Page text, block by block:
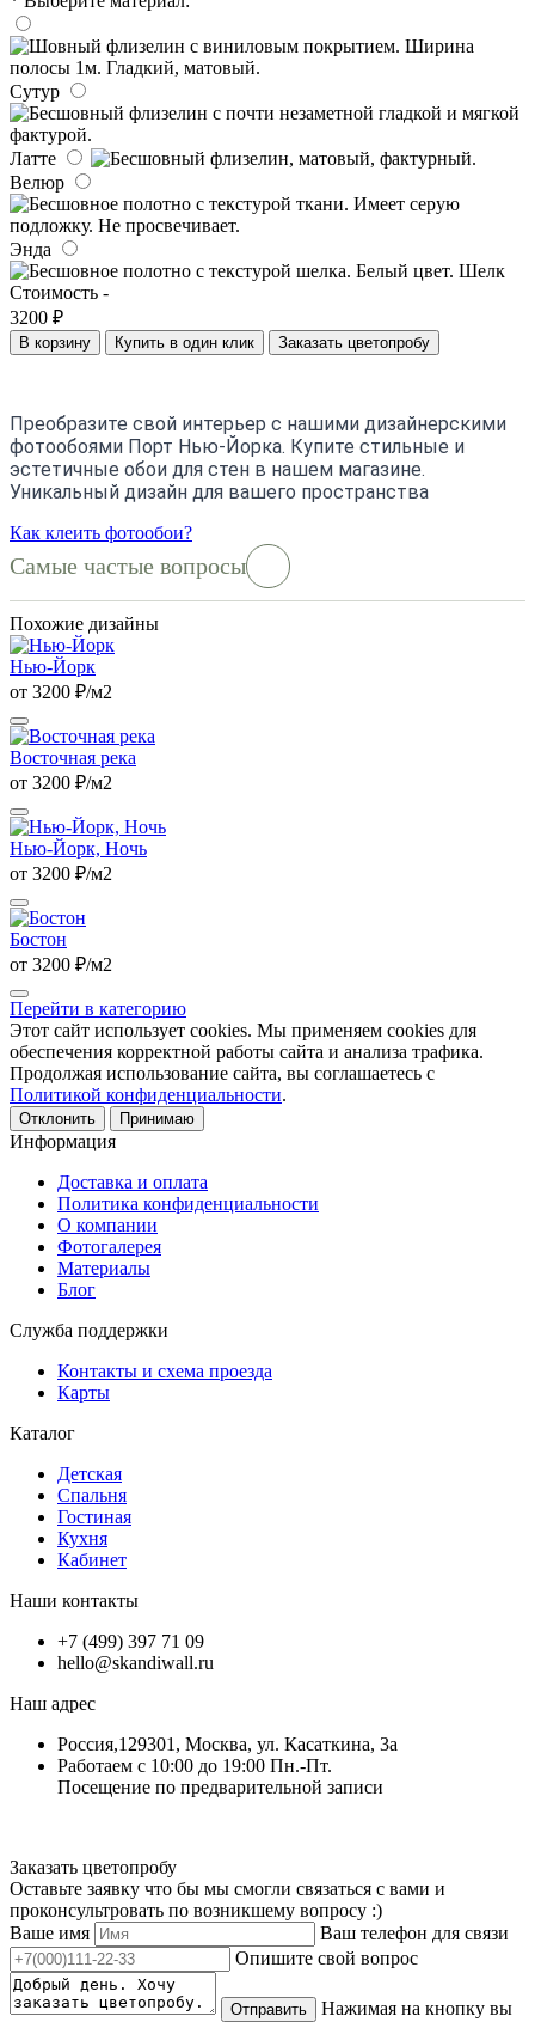
Сутур
Латте
Велюр
Энда
Шелк
Стоимость -
3200 ₽
В корзину Купить в один клик Заказать цветопробу
Преобразите свой интерьер с нашими дизайнерскими
фотообоями Порт Нью-Йорка. Купите стильные и
эстетичные обои для стен в нашем магазине.
Уникальный дизайн для вашего пространства
Как клеить фотообои?
Самые частые вопросы
Похожие дизайны
Нью-Йорк
от 3200 ₽/м2
Восточная река
от 3200 ₽/м2
Нью-Йорк, Ночь
от 3200 ₽/м2
Бостон
от 3200 ₽/м2
Перейти в категорию
Этот сайт использует cookies. Мы применяем cookies для
обеспечения корректной работы сайта и анализа трафика.
Продолжая использование сайта, вы соглашаетесь с
Политикой конфиденциальности.
Отклонить Принимаю
Информация
Доставка и оплата
Политика конфиденциальности
О компании
Фотогалерея
Материалы
Блог
Служба поддержки
Контакты и схема проезда
Карты
Каталог
Детская
Спальня
Гостиная
Кухня
Кабинет
Наши контакты
+7 (499) 397 71 09
hello@skandiwall.ru
Наш адрес
Россия,129301, Москва, ул. Касаткина, 3а
Работаем с 10:00 до 19:00 Пн.-Пт.
Посещение по предварительной записи
Заказать цветопробу
Оставьте заявку что бы мы смогли связаться с вами и
проконсультровать по возникшему вопросу :)
Ваше имя
Ваш телефон для связи
Опишите свой вопрос
Отправить
Нажимая на кнопку вы